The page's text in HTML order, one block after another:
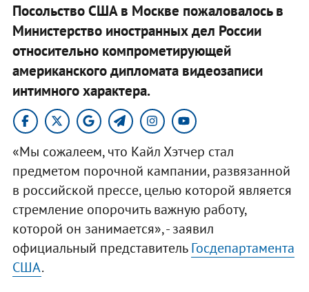
Посольство США в Москве пожаловалось в
Министерство иностранных дел России
относительно компрометирующей
американского дипломата видеозаписи
интимного характера.
«Мы сожалеем, что Кайл Хэтчер стал
предметом порочной кампании, развязанной
в российской прессе, целью которой является
стремление опорочить важную работу,
которой он занимается», - заявил
официальный представительГосдепартамента
США.